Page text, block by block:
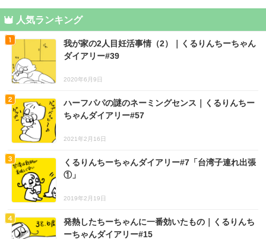
人気ランキング
我が家の2人目妊活事情（2）｜くるりんちーちゃん
ダイアリー#39
2020年6月9日
ハーフパパの謎のネーミングセンス｜くるりんちー
ちゃんダイアリー#57
2021年2月16日
くるりんちーちゃんダイアリー#7「台湾子連れ出張
①」
2019年2月19日
発熱したちーちゃんに一番効いたもの｜くるりんち
ーちゃんダイアリー#15